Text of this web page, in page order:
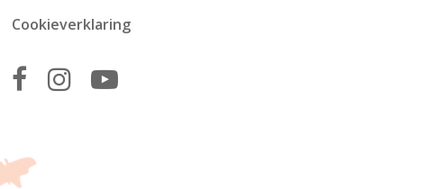
Cookieverklaring